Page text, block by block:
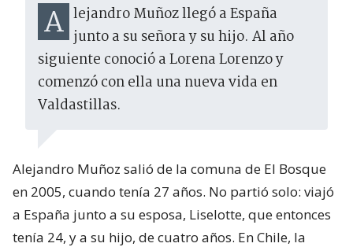
Alejandro Muñoz llegó a España junto a su señora y su hijo. Al año
siguiente conoció a Lorena Lorenzo y
comenzó con ella una nueva vida en
Valdastillas.
Alejandro Muñoz salió de la comuna de El Bosque
en 2005, cuando tenía 27 años. No partió solo: viajó
a España junto a su esposa, Liselotte, que entonces
tenía 24, y a su hijo, de cuatro años. En Chile, la